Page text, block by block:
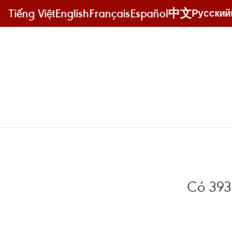
Tiếng ViệtEnglishFrançaisEspañol中文Русский
Có 393